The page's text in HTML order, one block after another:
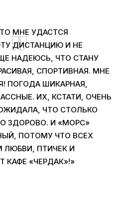
МНЕ УДАСТСЯ
ДИСТАНЦИЮ И НЕ
НАДЕЮСЬ, ЧТО СТАНУ
СПОРТИВНАЯ. МНЕ
ПОГОДА ШИКАРНАЯ,
ИХ, КСТАТИ, ОЧЕНЬ
ЧТО СТОЛЬКО
ЗДОРОВО. И «МОРС»
ПОТОМУ ЧТО ВСЕХ
ЛЮБВИ, ПТИЧЕК И
КАФЕ «ЧЕРДАК»!»